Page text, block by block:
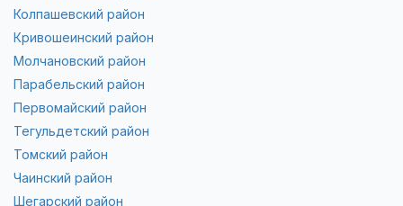
Колпашевский район
Кривошеинский район
Молчановский район
Парабельский район
Первомайский район
Тегульдетский район
Томский район
Чаинский район
Шегарский район